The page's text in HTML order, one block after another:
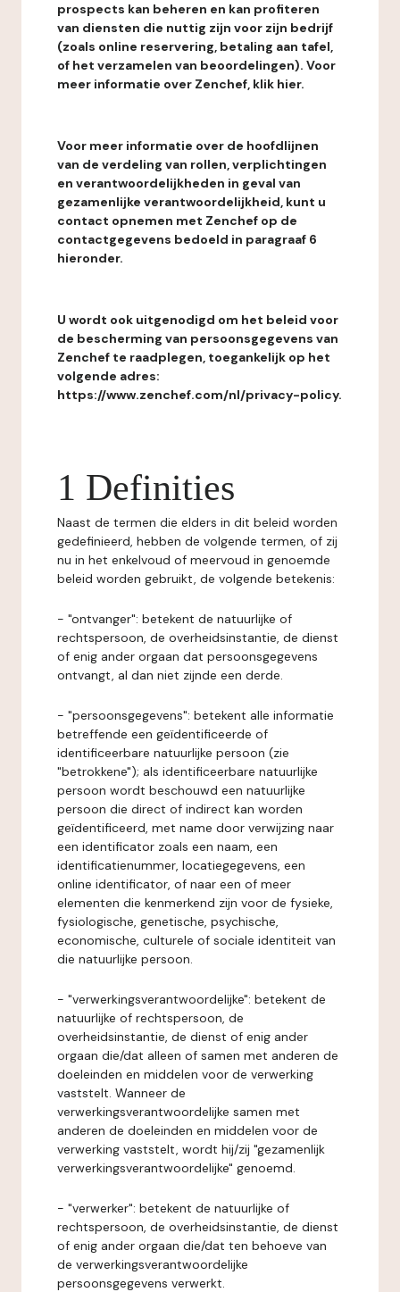
prospects kan beheren en kan profiteren
van diensten die nuttig zijn voor zijn bedrijf
(zoals online reservering, betaling aan tafel,
of het verzamelen van beoordelingen). Voor
meer informatie over Zenchef, klik hier.
Voor meer informatie over de hoofdlijnen
van de verdeling van rollen, verplichtingen
en verantwoordelijkheden in geval van
gezamenlijke verantwoordelijkheid, kunt u
contact opnemen met Zenchef op de
contactgegevens bedoeld in paragraaf 6
hieronder.
U wordt ook uitgenodigd om het beleid voor
de bescherming van persoonsgegevens van
Zenchef te raadplegen, toegankelijk op het
volgende adres:
https://www.zenchef.com/nl/privacy-policy.
1 Definities
Naast de termen die elders in dit beleid worden
gedefinieerd, hebben de volgende termen, of zij
nu in het enkelvoud of meervoud in genoemde
beleid worden gebruikt, de volgende betekenis:
- "ontvanger": betekent de natuurlijke of
rechtspersoon, de overheidsinstantie, de dienst
of enig ander orgaan dat persoonsgegevens
ontvangt, al dan niet zijnde een derde.
- "persoonsgegevens": betekent alle informatie
betreffende een geïdentificeerde of
identificeerbare natuurlijke persoon (zie
"betrokkene"); als identificeerbare natuurlijke
persoon wordt beschouwd een natuurlijke
persoon die direct of indirect kan worden
geïdentificeerd, met name door verwijzing naar
een identificator zoals een naam, een
identificatienummer, locatiegegevens, een
online identificator, of naar een of meer
elementen die kenmerkend zijn voor de fysieke,
fysiologische, genetische, psychische,
economische, culturele of sociale identiteit van
die natuurlijke persoon.
- "verwerkingsverantwoordelijke": betekent de
natuurlijke of rechtspersoon, de
overheidsinstantie, de dienst of enig ander
orgaan die/dat alleen of samen met anderen de
doeleinden en middelen voor de verwerking
vaststelt. Wanneer de
verwerkingsverantwoordelijke samen met
anderen de doeleinden en middelen voor de
verwerking vaststelt, wordt hij/zij "gezamenlijk
verwerkingsverantwoordelijke" genoemd.
- "verwerker": betekent de natuurlijke of
rechtspersoon, de overheidsinstantie, de dienst
of enig ander orgaan die/dat ten behoeve van
de verwerkingsverantwoordelijke
persoonsgegevens verwerkt.